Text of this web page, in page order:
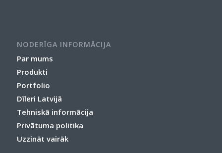
NODERĪGA INFORMĀCIJA
Par mums
Produkti
Portfolio
Dīleri Latvijā
Tehniskā informācija
Privātuma politika
Uzzināt vairāk